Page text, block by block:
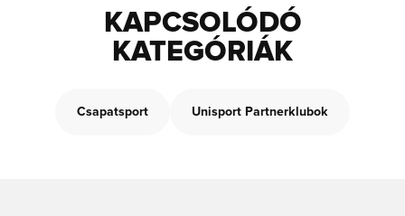
KAPCSOLÓDÓ
KATEGÓRIÁK
Csapatsport Unisport Partnerklubok